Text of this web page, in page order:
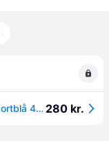
Swisspearl vinkelrygning 35gr. 300 flig sortblå 46000107 280 kr.